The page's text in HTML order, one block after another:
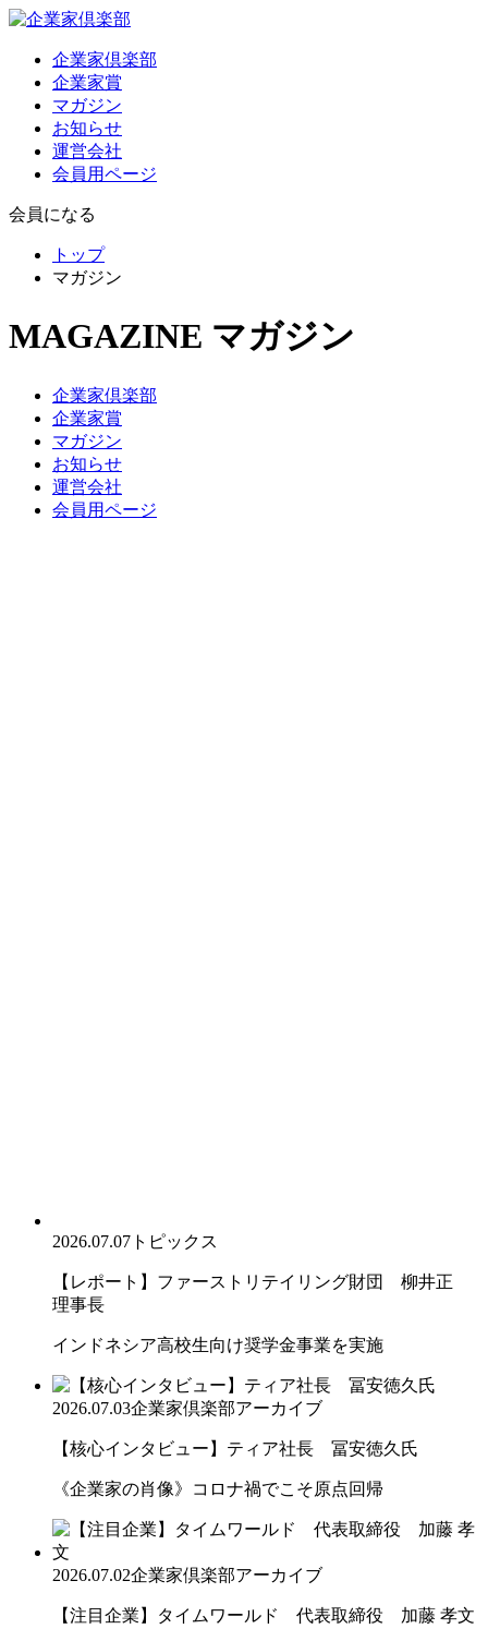
企業家倶楽部
企業家賞
マガジン
お知らせ
運営会社
会員用ページ
会員になる
トップ
マガジン
MAGAZINE マガジン
企業家倶楽部
企業家賞
マガジン
お知らせ
運営会社
会員用ページ
2026.07.07 トピックス
【レポート】ファーストリテイリング財団 柳井正
理事長
インドネシア高校生向け奨学金事業を実施
2026.07.03企業家倶楽部アーカイブ
【核心インタビュー】ティア社長 冨安徳久氏
《企業家の肖像》コロナ禍でこそ原点回帰
2026.07.02企業家倶楽部アーカイブ
【注目企業】タイムワールド 代表取締役 加藤 孝文